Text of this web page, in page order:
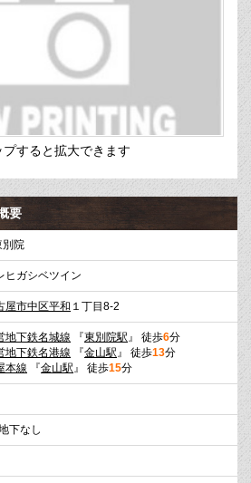
すると拡大できます
要
別院
ヒガシベツイン
屋市中区平和 １丁目8-2
地下鉄名城線 『東別院駅 』 徒歩6分
地下鉄名港線 『金山駅 』 徒歩13分
本線 『金山駅 』 徒歩15分
下なし